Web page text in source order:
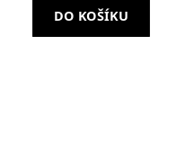
DO KOŠÍKU